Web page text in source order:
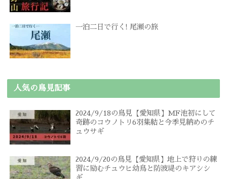
一泊二日で行く! 尾瀬の旅
人気の鳥見記事
2024/9/18の鳥見【愛知県】MF池初にして
奇跡のコウノトリ6羽集結と今季見納めのチ
ュウサギ
2024/9/20の鳥見【愛知県】地上で狩りの練
習に励むチュウヒ幼鳥と防波堤のキアシシ
ギ